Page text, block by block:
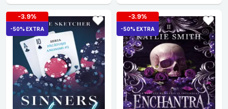
-3.9%
-50% EXTRA
-3.9%
-50% EXTRA